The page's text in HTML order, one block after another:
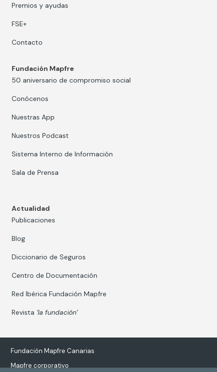
Premios y ayudas
FSE+
Contacto
Fundación Mapfre
50 aniversario de compromiso social
Conócenos
Nuestras App
Nuestros Podcast
Sistema Interno de Información
Sala de Prensa
Actualidad
Publicaciones
Blog
Diccionario de Seguros
Centro de Documentación
Red Ibérica Fundación Mapfre
Revista ‘la fundación’
Fundación Mapfre Canarias
Mapfre corporativo